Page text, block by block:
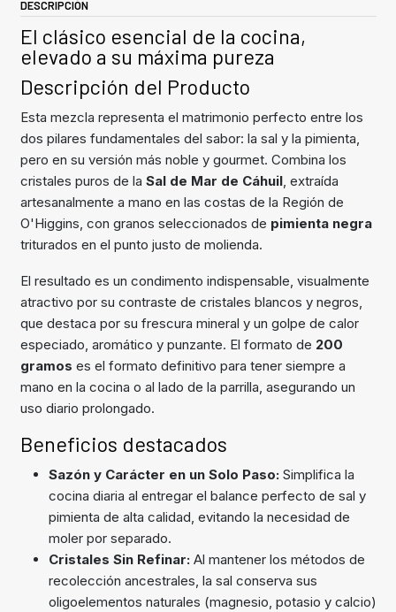
DESCRIPCIÓN
El clásico esencial de la cocina,
elevado a su máxima pureza
Descripción del Producto
Esta mezcla representa el matrimonio perfecto entre los
dos pilares fundamentales del sabor: la sal y la pimienta,
pero en su versión más noble y gourmet. Combina los
cristales puros de la Sal de Mar de Cáhuil, extraída
artesanalmente a mano en las costas de la Región de
O'Higgins, con granos seleccionados de pimienta negra
triturados en el punto justo de molienda.
El resultado es un condimento indispensable, visualmente
atractivo por su contraste de cristales blancos y negros,
que destaca por su frescura mineral y un golpe de calor
especiado, aromático y punzante. El formato de 200
gramos es el formato definitivo para tener siempre a
mano en la cocina o al lado de la parrilla, asegurando un
uso diario prolongado.
Beneficios destacados
Sazón y Carácter en un Solo Paso:Simplifica la
cocina diaria al entregar el balance perfecto de sal y
pimienta de alta calidad, evitando la necesidad de
moler por separado.
Cristales Sin Refinar:Al mantener los métodos de
recolección ancestrales, la sal conserva sus
oligoelementos naturales (magnesio, potasio y calcio)